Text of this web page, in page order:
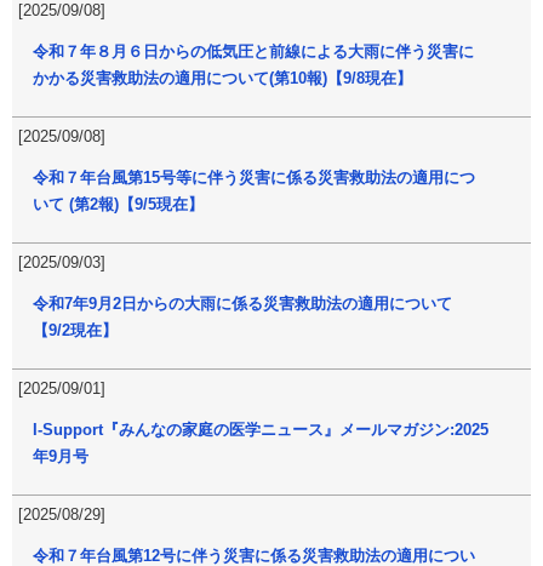
[2025/09/08]
令和７年８月６日からの低気圧と前線による大雨に伴う災害に
かかる災害救助法の適用について(第10報)【9/8現在】
[2025/09/08]
令和７年台風第15号等に伴う災害に係る災害救助法の適用につ
いて (第2報)【9/5現在】
[2025/09/03]
令和7年9月2日からの大雨に係る災害救助法の適用について
【9/2現在】
[2025/09/01]
I-Support『みんなの家庭の医学ニュース』メールマガジン:2025
年9月号
[2025/08/29]
令和７年台風第12号に伴う災害に係る災害救助法の適用につい